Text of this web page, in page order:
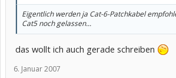
Eigentlich werden ja Cat-6-Patchkabel
Cat5 noch gelassen...
das wollt ich auch gerade schreiben
6. Januar 2007